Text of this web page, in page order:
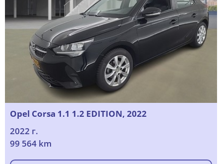
Opel Corsa 1.1 1.2 EDITION, 2022
2022 г.
99 564 km